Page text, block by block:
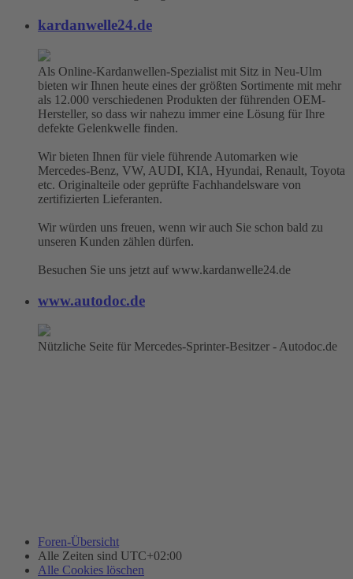
kardanwelle24.de
Als Online-Kardanwellen-Spezialist mit Sitz in Neu-Ulm
bieten wir Ihnen heute eines der größten Sortimente mit mehr
als 12.000 verschiedenen Produkten der führenden OEM-
Hersteller, so dass wir nahezu immer eine Lösung für Ihre
defekte Gelenkwelle finden.
Wir bieten Ihnen für viele führende Automarken wie
Mercedes-Benz, VW, AUDI, KIA, Hyundai, Renault, Toyota
etc. Originalteile oder geprüfte Fachhandelsware von
zertifizierten Lieferanten.
Wir würden uns freuen, wenn wir auch Sie schon bald zu
unseren Kunden zählen dürfen.
Besuchen Sie uns jetzt auf www.kardanwelle24.de
www.autodoc.de
Nützliche Seite für Mercedes-Sprinter-Besitzer - Autodoc.de
Foren-Übersicht
Alle Zeiten sind UTC+02:00
Alle Cookies löschen